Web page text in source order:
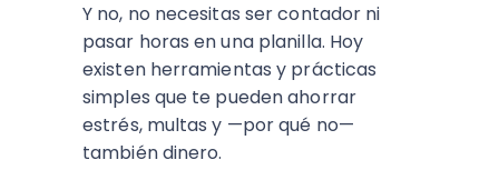
Y no, no necesitas ser contador ni
pasar horas en una planilla. Hoy
existen herramientas y prácticas
simples que te pueden ahorrar
estrés, multas y —por qué no—
también dinero.